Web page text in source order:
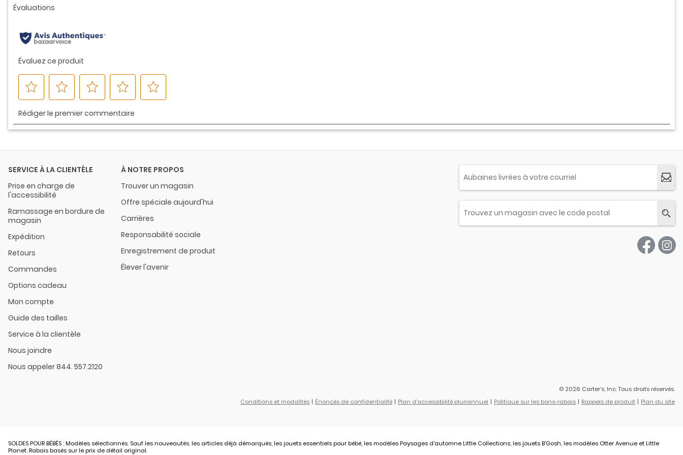
la
SERVICE À LA CLIENTÈLE
Prise en charge de
l'accessibilité
Ramassage en bordure de
magasin
Expédition
Retours
Commandes
Options cadeau
Mon compte
Guide des tailles
Service à la clientèle
Nous joindre
Nous appeler 844. 557.2120
À NOTRE PROPOS
Trouver un magasin
Offre spéciale aujourd'hui
Carrières
Responsabilité sociale
Enregistrement de produit
Élever l'avenir
© 2026 Carter’s, Inc. Tous droits réservés.
Conditions et modalités
Énoncés de confidentialité Plan d'accessibilité pluriannuel Politique sur les bons-rabais Rappels de produit Plan du site
SOLDES POUR BÉBÉS : Modèles sélectionnés. Sauf les nouveautés. les articles déjà démarqués, les jouets essentiels pour bébé, les modèles Paysages d'automne Little Collections, les jouets B’Gosh, les modèles Otter Avenue et Little
Planet. Rabais basés sur le prix de détail original.